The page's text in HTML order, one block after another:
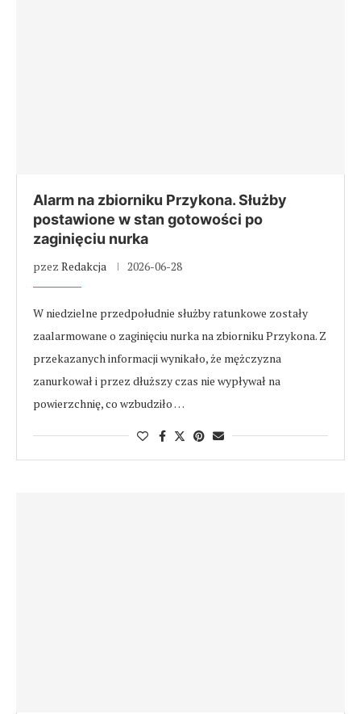
Alarm na zbiorniku Przykona. Służby
postawione w stan gotowości po
zaginięciu nurka
pzez Redakcja 2026-06-28
W niedzielne przedpołudnie służby ratunkowe zostały
zaalarmowane o zaginięciu nurka na zbiorniku Przykona. Z
przekazanych informacji wynikało, że mężczyzna
zanurkował i przez dłuższy czas nie wypływał na
powierzchnię, co wzbudziło …